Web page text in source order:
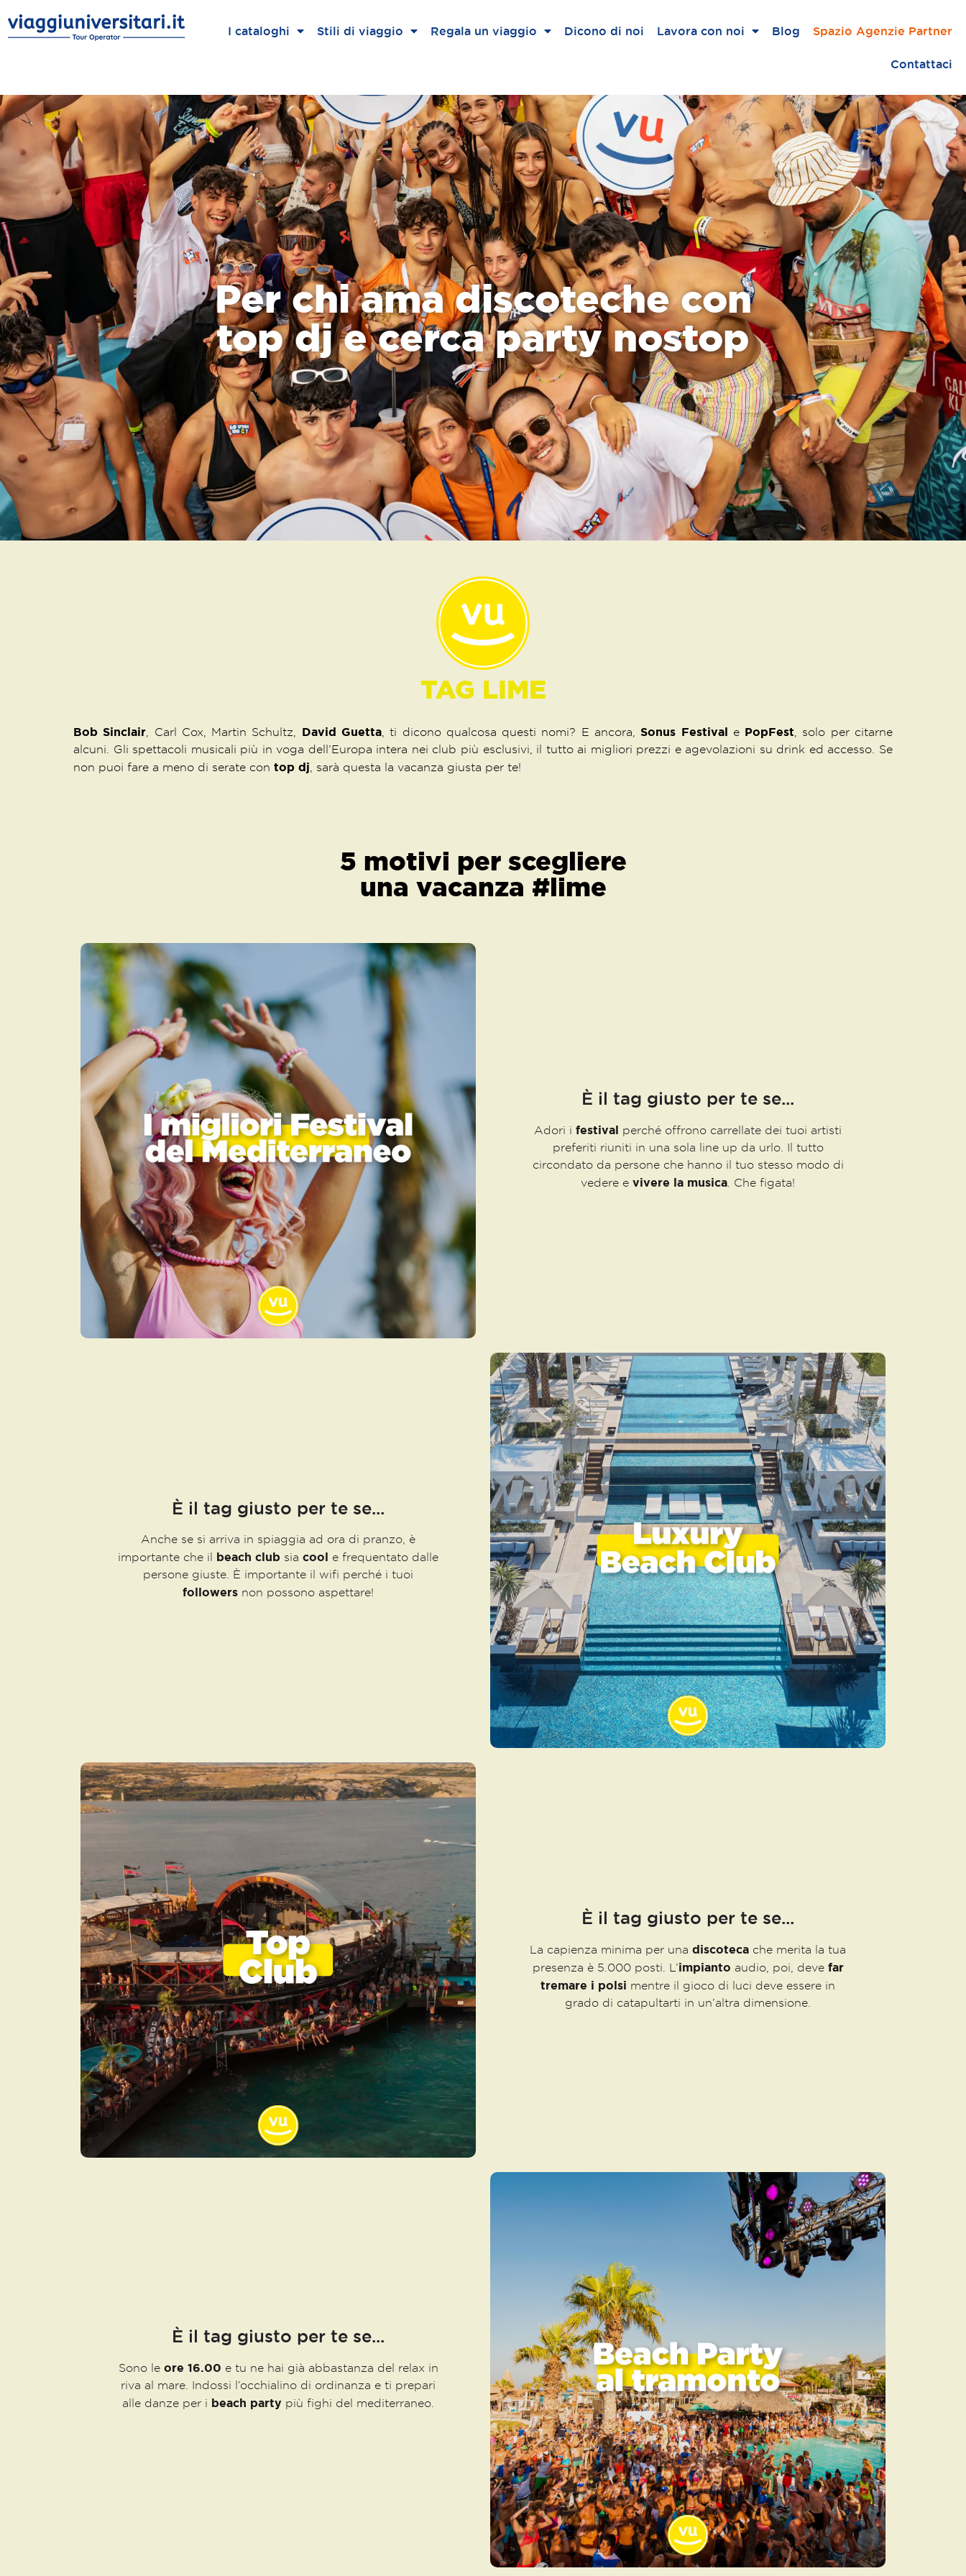
I cataloghi Stili di viaggio Regala un viaggio Dicono di noi Lavora con noi Blog Spazio Agenzie Partner
Contattaci
Per chi ama discoteche con
top dj e cerca party nostop
TAG LIME
Bob Sinclair , Carl Cox, Martin Schultz, David Guetta , ti dicono qualcosa questi nomi? E ancora,Sonus Festival e PopFest , solo per citarne
alcuni. Gli spettacoli musicali più in voga dell’Europa intera nei club più esclusivi, il tutto ai migliori prezzi e agevolazioni su drink ed accesso. Se
non puoi fare a meno di serate con top dj , sarà questa la vacanza giusta per te!
5 motivi per scegliere
una vacanza #lime
È il tag giusto per te se...
Adori i festival perché offrono carrellate dei tuoi artisti
preferiti riuniti in una sola line up da urlo. Il tutto
circondato da persone che hanno il tuo stesso modo di
vedere e vivere la musica . Che figata!
È il tag giusto per te se...
Anche se si arriva in spiaggia ad ora di pranzo, è
importante che il beach club sia cool e frequentato dalle
persone giuste. È importante il wifi perché i tuoi
followers non possono aspettare!
È il tag giusto per te se...
La capienza minima per una discoteca che merita la tua
presenza è 5.000 posti. L’impianto audio, poi, deve far
tremare i polsi mentre il gioco di luci deve essere in
grado di catapultarti in un’altra dimensione.
È il tag giusto per te se...
Sono leore 16.00 e tu ne hai già abbastanza del relax in
riva al mare. Indossi l’occhialino di ordinanza e ti prepari
alle danze per i beach party più fighi del mediterraneo.